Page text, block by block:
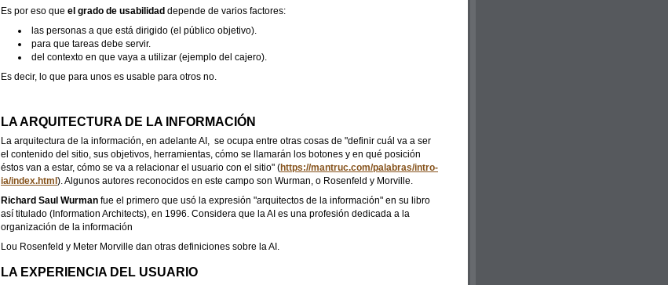
Es por eso que el grado de usabilidad depende de varios factores:
las personas a que está dirigido (el público objetivo).
para que tareas debe servir.
del contexto en que vaya a utilizar (ejemplo del cajero).
Es decir, lo que para unos es usable para otros no.
LA ARQUITECTURA DE LA INFORMACIÓN
La arquitectura de la información, en adelante AI, se ocupa entre otras cosas de "definir cuál va a ser
el contenido del sitio, sus objetivos, herramientas, cómo se llamarán los botones y en qué posición
éstos van a estar, cómo se va a relacionar el usuario con el sitio" (https://mantruc.com/palabras/intro-
ia/index.html ). Algunos autores reconocidos en este campo son Wurman, o Rosenfeld y Morville.
Richard Saul Wurman fue el primero que usó la expresión "arquitectos de la información" en su libro
así titulado (Information Architects), en 1996. Considera que la AI es una profesión dedicada a la
organización de la información
Lou Rosenfeld y Meter Morville dan otras definiciones sobre la AI.
LA EXPERIENCIA DEL USUARIO